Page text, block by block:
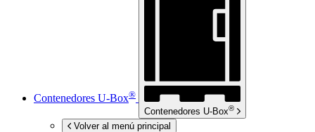
Contenedores U-Box®
Contenedores U-Box®
Volver al menú principal